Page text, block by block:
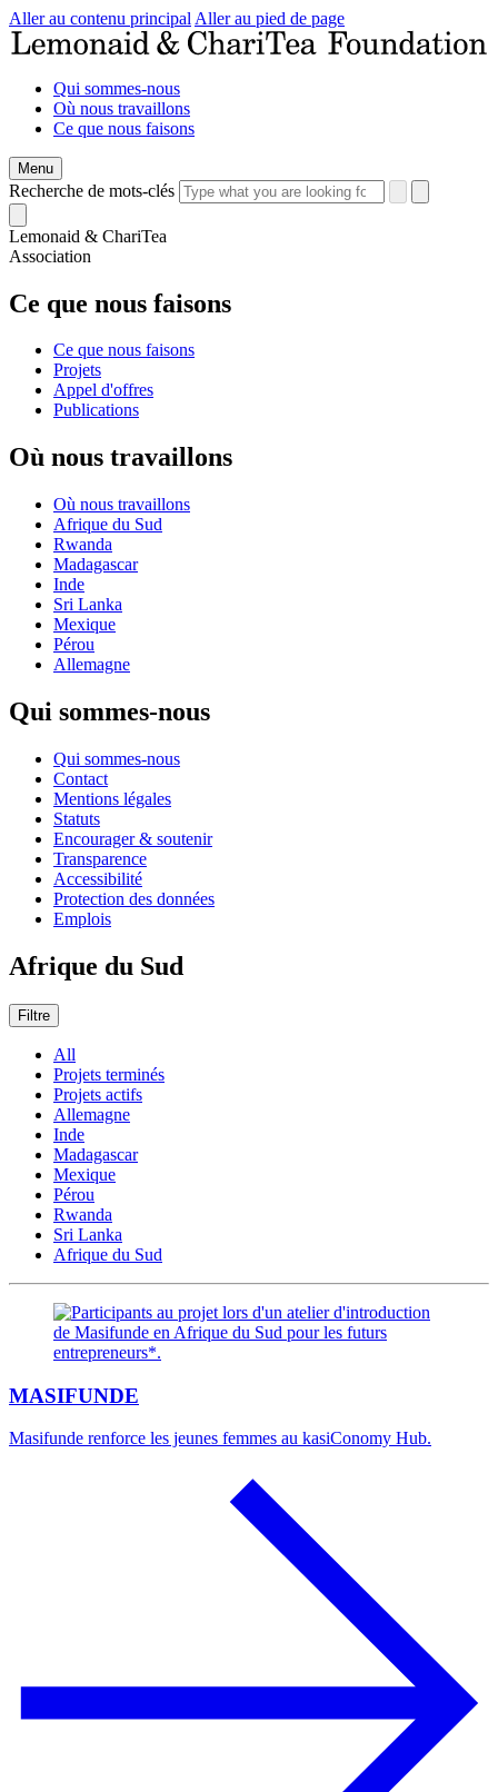
Aller au contenu principal Aller au pied de page
Qui sommes-nous
Où nous travaillons
Ce que nous faisons
Menu
Recherche de mots-clés
Lemonaid & ChariTea
Association
Ce que nous faisons
Ce que nous faisons
Projets
Appel d'offres
Publications
Où nous travaillons
Où nous travaillons
Afrique du Sud
Rwanda
Madagascar
Inde
Sri Lanka
Mexique
Pérou
Allemagne
Qui sommes-nous
Qui sommes-nous
Contact
Mentions légales
Statuts
Encourager & soutenir
Transparence
Accessibilité
Protection des données
Emplois
Afrique du Sud
Filtre
All
Projets terminés
Projets actifs
Allemagne
Inde
Madagascar
Mexique
Pérou
Rwanda
Sri Lanka
Afrique du Sud
MASIFUNDE
Masifunde renforce les jeunes femmes au kasiConomy Hub.